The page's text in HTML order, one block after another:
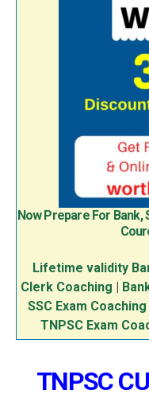
Now Prepare For Bank,
Lifetime validity
Clerk Coaching
SSC Exam Coaching
TNPSC Exam
TNPSC